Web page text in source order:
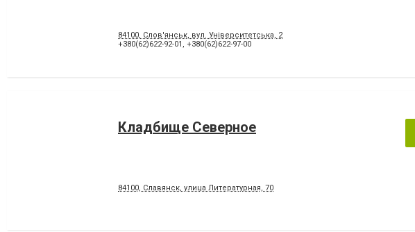
84100, Слов'янськ, вул. Університетська, 2
+380(62)622-92-01 , +380(62)622-97-00
Кладбище Северное
84100, Славянск, улица Литературная, 70